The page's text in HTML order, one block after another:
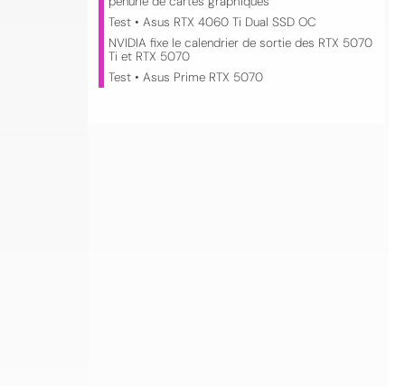
Test • Asus RTX 4060 Ti Dual SSD OC
NVIDIA fixe le calendrier de sortie des RTX 5070
Ti et RTX 5070
Test • Asus Prime RTX 5070